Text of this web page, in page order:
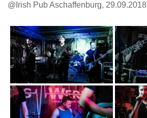
@Irish Pub Aschaffenburg, 29.09.2018